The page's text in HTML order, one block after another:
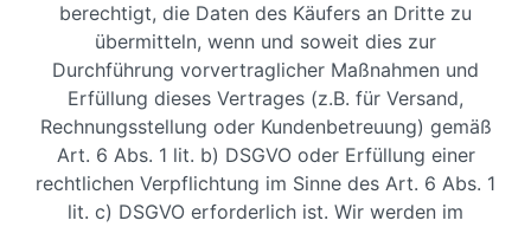
berechtigt, die Daten des Käufers an Dritte zu
übermitteln, wenn und soweit dies zur
Durchführung vorvertraglicher Maßnahmen und
Erfüllung dieses Vertrages (z.B. für Versand,
Rechnungsstellung oder Kundenbetreuung) gemäß
Art. 6 Abs. 1 lit. b) DSGVO oder Erfüllung einer
rechtlichen Verpflichtung im Sinne des Art. 6 Abs. 1
lit. c) DSGVO erforderlich ist. Wir werden im